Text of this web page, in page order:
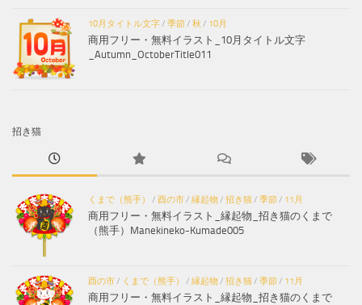
10月タイトル文字/ 季節/ 秋 / 10月
商用フリー・無料イラスト_10月タイトル文字
_Autumn_OctoberTitle011
招き猫
くまで（熊手） / 酉の市/ 縁起物/ 招き猫/ 季節/ 11月
商用フリー・無料イラスト_縁起物_招き猫のくまで
（熊手）Manekineko-Kumade005
酉の市/ くまで（熊手） / 縁起物/ 招き猫/ 季節/ 11月
商用フリー・無料イラスト_縁起物_招き猫のくまで